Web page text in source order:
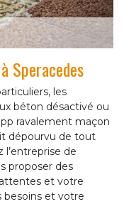
Speracedes
les
béton désactivé ou
ravalement maçon
dépourvu de tout
l’entreprise de
proposer des
et votre
besoins et votre